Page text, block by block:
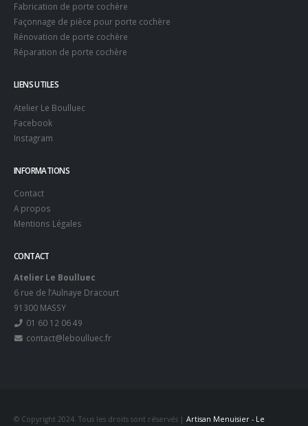
Fabrication de porte cochère
Façonnage de pièce pour porte cochère
Rénovation de porte cochère
Réparation de porte cochère
LIENS UTILES
Atelier Le Boulluec
Facebook
Instagram
INFORMATIONS
Contact
A propos
Mentions Légales
CONTACT
Atelier Le Boulluec
6 rue de l’Aulnaye Dracourt
91300 MASSY
01 60 12 06 49
contact@leboulluec.fr
© Copyright 2024. Tous les droits sont réservés | Artisan Menuisier - Le